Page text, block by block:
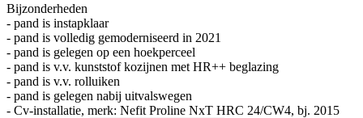
Bijzonderheden
- pand is instapklaar
- pand is volledig gemoderniseerd in 2021
- pand is gelegen op een hoekperceel
- pand is v.v. kunststof kozijnen met HR++ beglazing
- pand is v.v. rolluiken
- pand is gelegen nabij uitvalswegen
- Cv-installatie, merk: Nefit Proline NxT HRC 24/CW4, bj. 2015